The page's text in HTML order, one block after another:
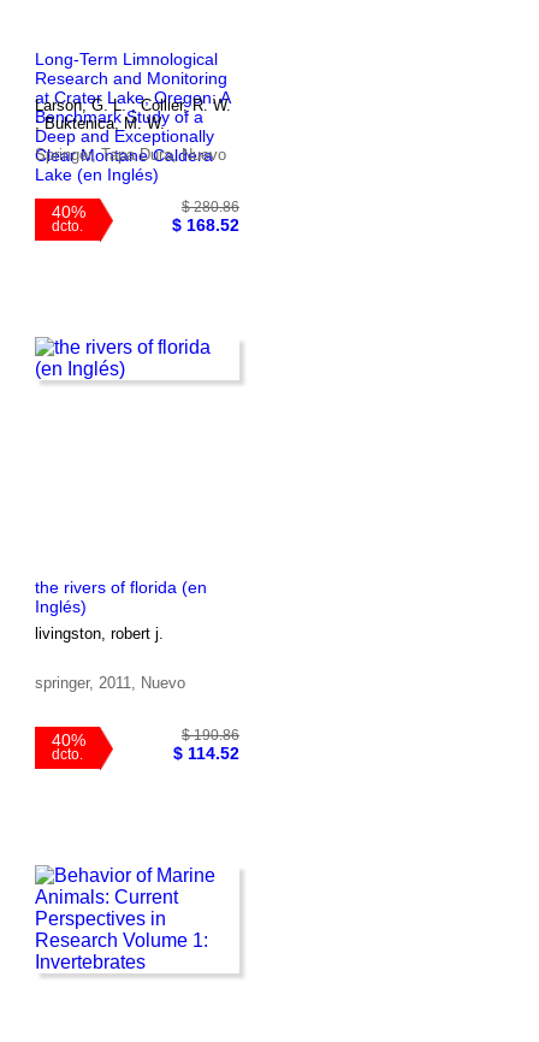
40%
dcto. $ 46.67
Long-Term Limnological
Research and Monitoring
at Crater Lake, Oregon: A
Benchmark Study of a
Deep and Exceptionally
Clear Montane Caldera
Lake (en Inglés)
Larson, G. L. ; Collier, R. W.
; Buktenica, M. W.
Springer, Tapa Dura, Nuevo
the rivers of florida (en
Inglés)
livingston, robert j.
springer, 2011, Nuevo